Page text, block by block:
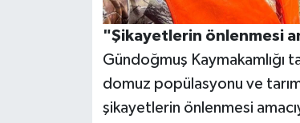
"Şikayetlerin önlenmesi
Gündoğmuş Kaymakamlığı
domuz popülasyonu ve
şikayetlerin önlenmesi